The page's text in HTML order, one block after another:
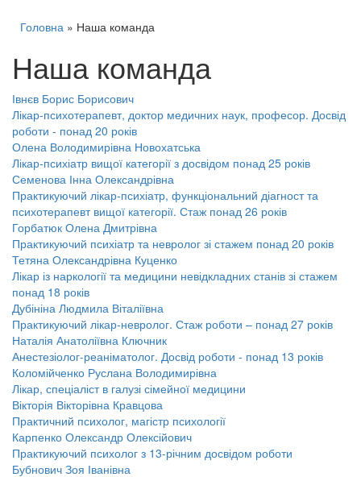
Головна » Наша команда
Наша команда
Івнєв Борис Борисович
Лікар-психотерапевт, доктор медичних наук, професор. Досвід
роботи - понад 20 років
Олена Володимирівна Новохатська
Лікар-психіатр вищої категорії з досвідом понад 25 років
Семенова Інна Олександрівна
Практикуючий лікар-психіатр, функціональний діагност та
психотерапевт вищої категорії. Стаж понад 26 років
Горбатюк Олена Дмитрівна
Практикуючий психіатр та невролог зі стажем понад 20 років
Тетяна Олександрівна Куценко
Лікар із наркології та медицини невідкладних станів зі стажем
понад 18 років
Дубініна Людмила Віталіївна
Практикуючий лікар-невролог. Стаж роботи – понад 27 років
Наталія Анатоліївна Ключник
Анестезіолог-реаніматолог. Досвід роботи - понад 13 років
Коломійченко Руслана Володимирівна
Лікар, спеціаліст в галузі сімейної медицини
Вікторія Вікторівна Кравцова
Практичний психолог, магістр психології
Карпенко Олександр Олексійович
Практикуючий психолог з 13-річним досвідом роботи
Бубнович Зоя Іванівна